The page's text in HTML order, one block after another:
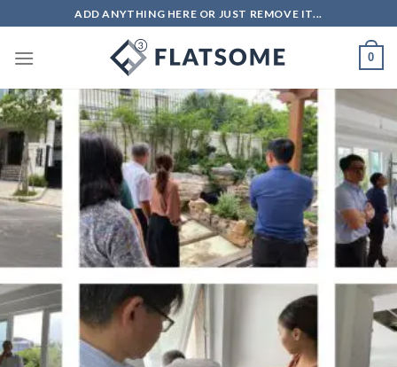
to
content
ADD ANYTHING HERE OR JUST REMOVE IT...
0